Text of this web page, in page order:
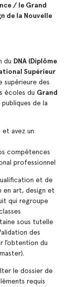
/ le Grand
de la Nouvelle
du DNA (Diplôme
Supérieur
supérieure des
écoles du Grand
de la
et avez un
compétences
professionnel
et de
en art, design et
qui regroupe
sous tutelle
des
l’obtention du
le dossier de
requis